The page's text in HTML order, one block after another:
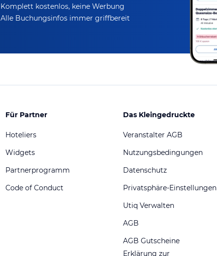
Komplett kostenlos, keine Werbung
Alle Buchungsinfos immer griffbereit
Für Partner
Hoteliers
Widgets
Partnerprogramm
Code of Conduct
Das Kleingedruckte
Veranstalter AGB
Nutzungsbedingungen
Datenschutz
Privatsphäre-Einstellungen
Utiq Verwalten
AGB
AGB Gutscheine
Erklärung zur